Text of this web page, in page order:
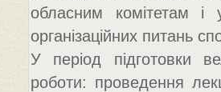
обласним комітетам і
організаційних питань
У період підготовки
роботи: проведення